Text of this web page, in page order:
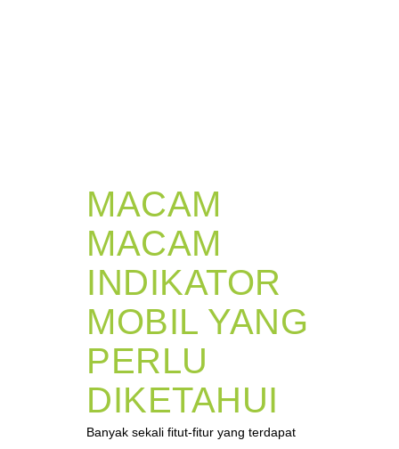
MACAM
MACAM
INDIKATOR
MOBIL YANG
PERLU
DIKETAHUI
Banyak sekali fitut-fitur yang terdapat